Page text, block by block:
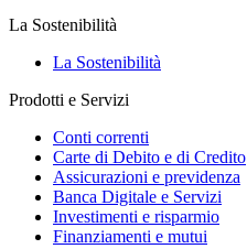
La Sostenibilità
La Sostenibilità
Prodotti e Servizi
Conti correnti
Carte di Debito e di Credito
Assicurazioni e previdenza
Banca Digitale e Servizi
Investimenti e risparmio
Finanziamenti e mutui